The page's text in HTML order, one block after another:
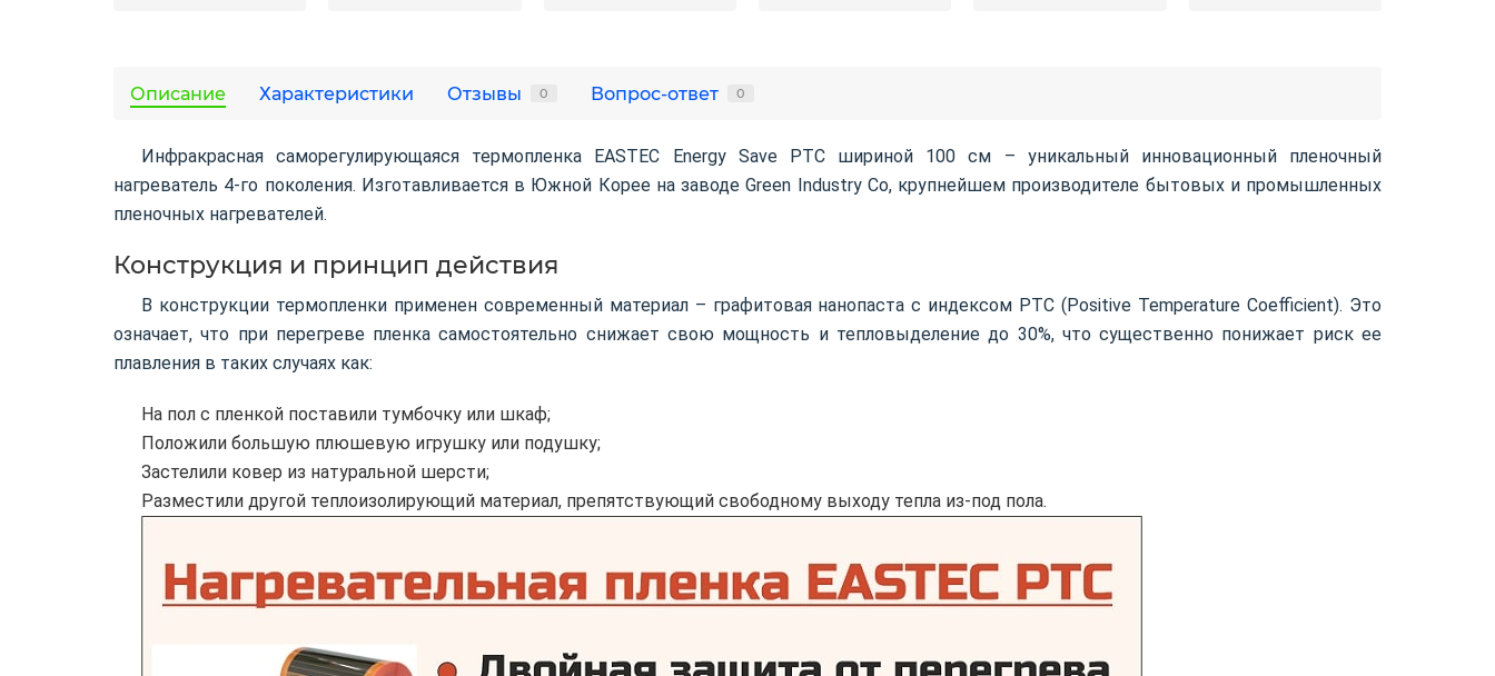
Описание Характеристики Отзывы 0 Вопрос-ответ 0
Инфракрасная саморегулирующаяся термопленка EASTEC Energy Save PTC шириной 100 см – уникальный инновационный пленочный
нагреватель 4-го поколения. Изготавливается в Южной Корее на заводе Green Industry Co, крупнейшем производителе бытовых и промышленных
пленочных нагревателей.
Конструкция и принцип действия
В конструкции термопленки применен современный материал – графитовая нанопаста с индексом PTC (Positive Temperature Coefficient). Это
означает, что при перегреве пленка самостоятельно снижает свою мощность и тепловыделение до 30%, что существенно понижает риск ее
плавления в таких случаях как:
На пол с пленкой поставили тумбочку или шкаф;
Положили большую плюшевую игрушку или подушку;
Застелили ковер из натуральной шерсти;
Разместили другой теплоизолирующий материал, препятствующий свободному выходу тепла из-под пола.